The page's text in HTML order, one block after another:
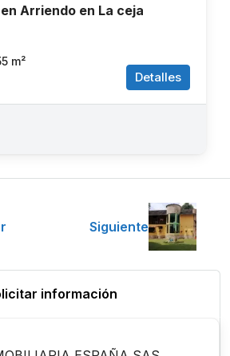
Arriendo en La ceja
m²
Detalles
Siguiente
información